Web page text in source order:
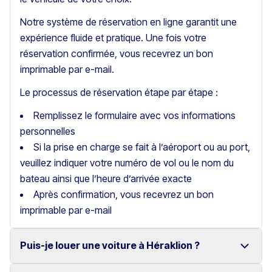
Notre système de réservation en ligne garantit une
expérience fluide et pratique. Une fois votre
réservation confirmée, vous recevrez un bon
imprimable par e-mail.
Le processus de réservation étape par étape :
Remplissez le formulaire avec vos informations
personnelles
Si la prise en charge se fait à l’aéroport ou au port,
veuillez indiquer votre numéro de vol ou le nom du
bateau ainsi que l’heure d’arrivée exacte
Après confirmation, vous recevrez un bon
imprimable par e-mail
Puis-je louer une voiture à Héraklion ?